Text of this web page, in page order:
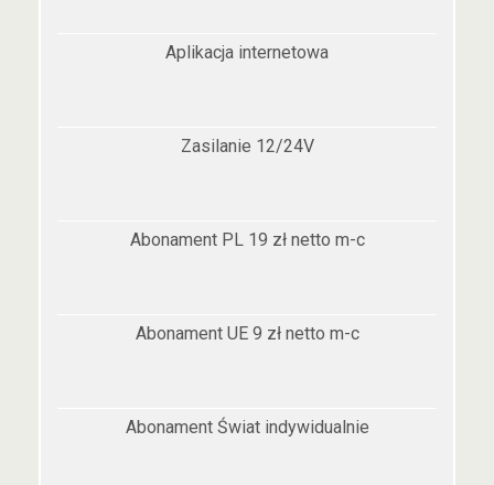
Aplikacja internetowa
Zasilanie 12/24V
Abonament PL 19 zł netto m-c
Abonament UE 9 zł netto m-c
Abonament Świat indywidualnie